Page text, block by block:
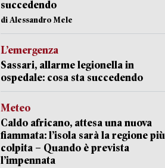
succedendo
di Alessandro Mele
L’emergenza
Sassari, allarme legionella in
ospedale: cosa sta succedendo
Meteo
Caldo africano, attesa una nuova
fiammata: l’isola sarà la regione più
colpita – Quando è prevista
l’impennata